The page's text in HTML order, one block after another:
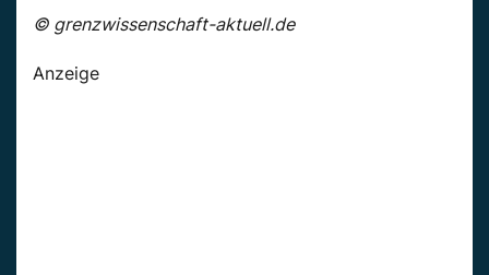
© grenzwissenschaft-aktuell.de
Anzeige